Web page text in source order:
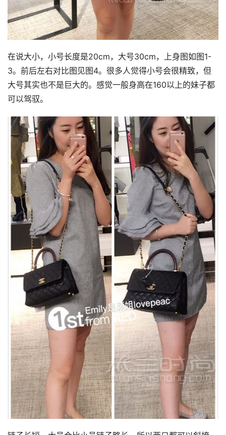
在说大小，小号长度是20cm，大号30cm，上身图如图1-
3。前后左右对比图见图4。很多人觉得小号会很精致，但
大号其实也不是巨大的。感觉一般身高在160以上的妹子都
可以驾驭。